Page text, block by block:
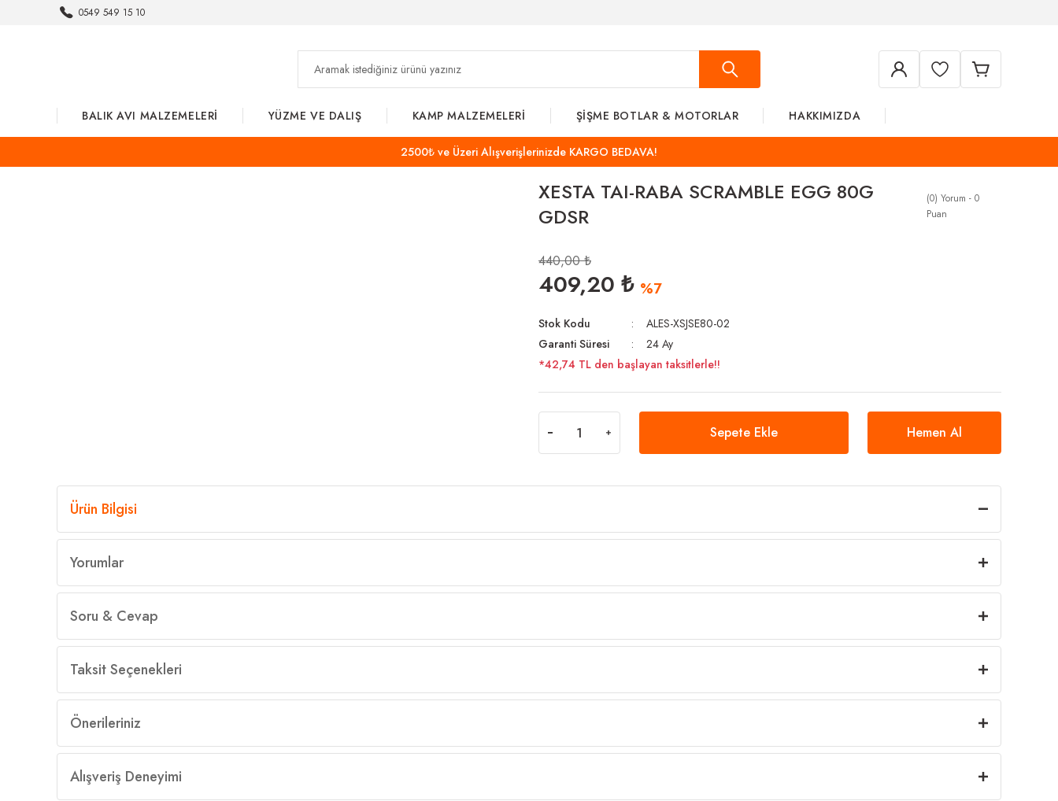
0549 549 15 10
BALIK AVI MALZEMELERİ YÜZME VE DALIŞ KAMP MALZEMELERİ ŞİŞME BOTLAR & MOTORLAR HAKKIMIZDA
2500₺ ve Üzeri Alışverişlerinizde KARGO BEDAVA!
XESTA TAI-RABA SCRAMBLE EGG 80G
GDSR
(0) Yorum - 0
Puan
440,00 ₺
409,20 ₺ %7
Stok Kodu
ALES-XSJSE80-02
Garanti Süresi
24 Ay
*42,74 TL den başlayan taksitlerle!!
Sepete Ekle Hemen Al
Ürün Bilgisi
Yorumlar
Soru & Cevap
Taksit Seçenekleri
Önerileriniz
Alışveriş Deneyimi